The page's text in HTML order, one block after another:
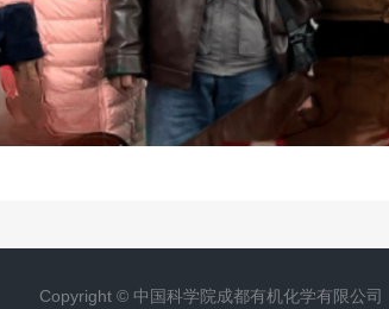
Copyright © 中国科学院成都有机化学有限公司